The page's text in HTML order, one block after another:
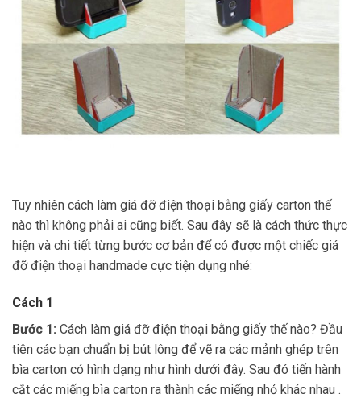
Tuy nhiên cách làm giá đỡ điện thoại bằng giấy carton thế
nào thì không phải ai cũng biết. Sau đây sẽ là cách thức thực
hiện và chi tiết từng bước cơ bản để có được một chiếc giá
đỡ điện thoại handmade cực tiện dụng nhé:
Cách 1
Bước 1: Cách làm giá đỡ điện thoại bằng giấy thế nào? Đầu
tiên các bạn chuẩn bị bút lông để vẽ ra các mảnh ghép trên
bìa carton có hình dạng như hình dưới đây. Sau đó tiến hành
cắt các miếng bìa carton ra thành các miếng nhỏ khác nhau .